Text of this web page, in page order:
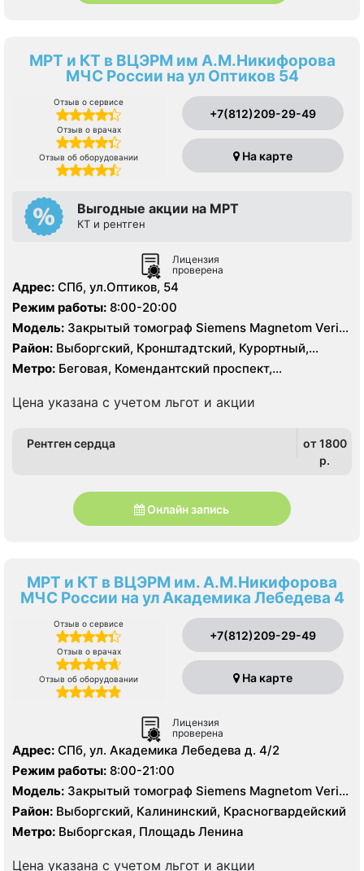
МРТ и КТ в ВЦЭРМ им А.М.Никифорова
МЧС России на ул Оптиков 54
Отзыв о сервисе
Отзыв о врачах
Отзыв об оборудовании
+7(812)209-29-49
На карте
Выгодные акции на МРТ
КТ и рентген
Лицензия
проверена
Адрес: СПб, ул.Оптиков, 54
Режим работы: 8:00-20:00
Модель: Закрытый томограф Siemens Magnetom Verio
1.5 Тесла, КТ Siemens 64 среза
Район: Выборгский, Кронштадтский, Курортный,
Ленинградская область, Приморский
Метро: Беговая, Комендантский проспект,
Цена указана с учетом льгот и акции
Рентген сердца
от 1800
p.
Онлайн запись
МРТ и КТ в ВЦЭРМ им. А.М.Никифорова
МЧС России на ул Академика Лебедева 4
Отзыв о сервисе
Отзыв о врачах
Отзыв об оборудовании
+7(812)209-29-49
На карте
Лицензия
проверена
Адрес: СПб, ул. Академика Лебедева д. 4/2
Режим работы: 8:00-21:00
Модель: Закрытый томограф Siemens Magnetom Verio
3.0 Тесла, КТ Siemens Somatom Definition 64 среза
Район: Выборгский, Калининский, Красногвардейский
Метро: Выборгская, Площадь Ленина
Цена указана с учетом льгот и акции